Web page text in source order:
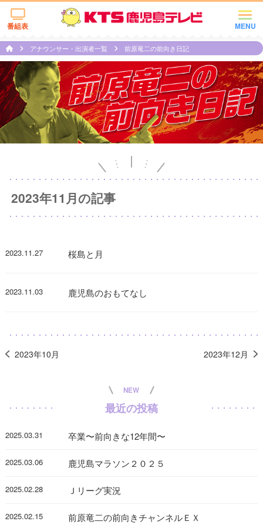
MENU
番組表
アナウンサー・出演者一覧 前原竜二の前向き日記
2023年11月の記事
2023.11.27 桜島と月
2023.11.03 鹿児島のおもてなし
2023年10月 2023年12月
NEW
最近の投稿
2025.03.31 卒業〜前向きな12年間〜
2025.03.06 鹿児島マラソン２０２５
2025.02.28 Ｊリーグ実況
2025.02.15 前原竜二の前向きチャンネルＥＸ